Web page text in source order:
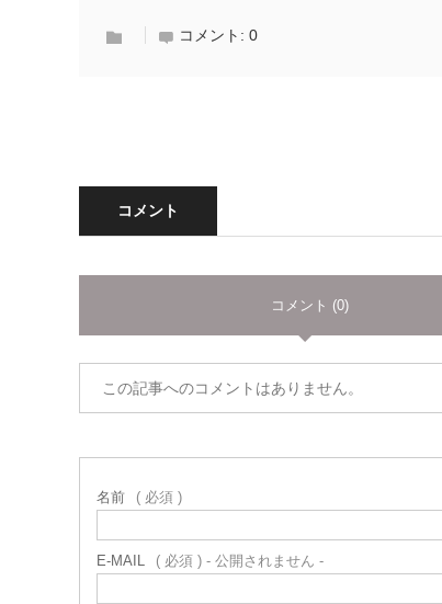
コメント: 0
コメント
コメント (0)
この記事へのコメントはありません。
名前 ( 必須 )
E-MAIL ( 必須 ) - 公開されません -